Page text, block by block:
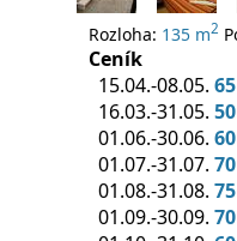
Rozloha: 135 m2
Ceník
15.04.-08.05.
16.03.-31.05.
01.06.-30.06.
01.07.-31.07.
01.08.-31.08.
01.09.-30.09.